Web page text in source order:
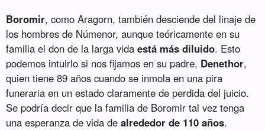
Boromir, como Aragorn, también desciende del linaje de
los hombres de Númenor, aunque teóricamente en su
familia el don de la larga vidaestá más diluido. Esto
podemos intuirlo si nos fijamos en su padre, Denethor,
quien tiene 89 años cuando se inmola en una pira
funeraria en un estado claramente de perdida del juicio.
Se podría decir que la familia de Boromir tal vez tenga
una esperanza de vida dealrededor de 110 años.